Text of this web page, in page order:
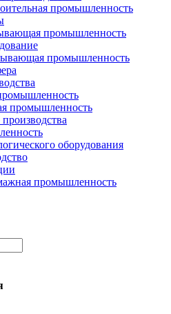
промышленность
промышленность
промышленность
промышленность
оборудования
промышленность